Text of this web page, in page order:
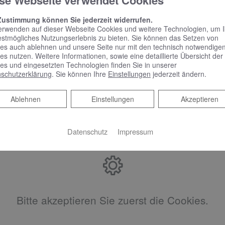
Erscheinungsbild eines jeden Bads und fügen sich
besonders edel und transportieren die Faszination des
Understatement und gekonnte Extravaganz:
Akzente und sorgen in der eigenen Badezimmer-
Bitte akzeptieren Sie zuerst die Cookies.
können Sie jederzeit widerrufen.
auf dieser Webseite Cookies und weitere Technologien, um
Nutzungserlebnis zu bieten. Sie können das Setzen von
auch ablehnen und unsere Seite nur mit den technisch notwendigen
nutzen. Weitere Informationen, sowie eine detaillierte Übersicht der
und eingesetzten Technologien finden Sie in unserer
. Sie können Ihre Einstellungen jederzeit ändern.
Akzeptieren
Einstellungen
Ablehnen
Ablehnen
Datenschutz Impressum